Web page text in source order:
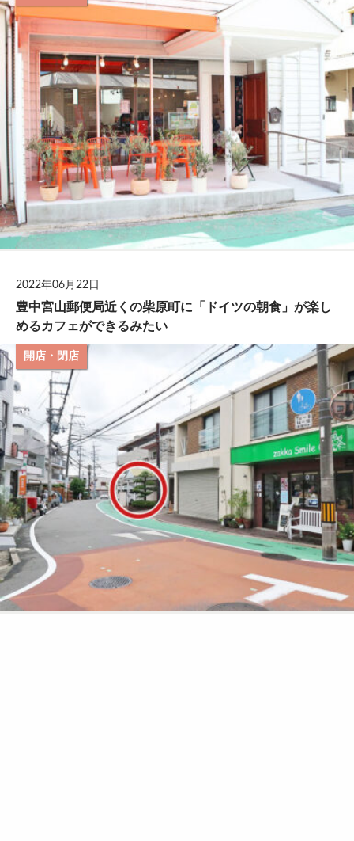
2022年06月22日
豊中宮山郵便局近くの柴原町に「ドイツの朝食」が楽し
めるカフェができるみたい
開店・閉店